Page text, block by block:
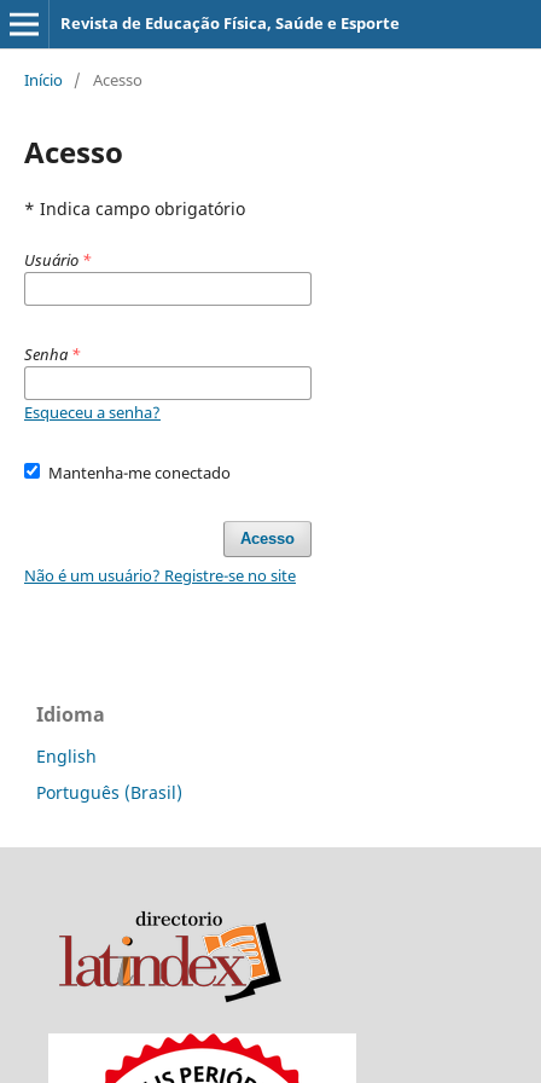
Revista de Educação Física, Saúde e Esporte
Início / Acesso
Acesso
* Indica campo obrigatório
Usuário *
Senha *
Esqueceu a senha?
Mantenha-me conectado
Acesso
Não é um usuário? Registre-se no site
Idioma
English
Português (Brasil)